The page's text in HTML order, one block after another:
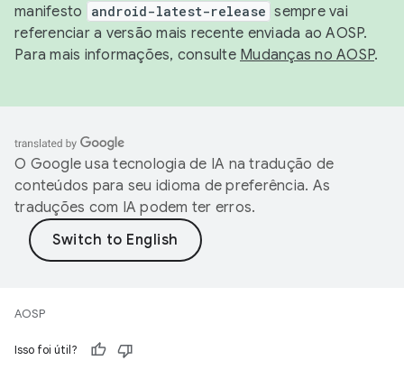
manifesto
android-latest-release sempre vai
referenciar a versão mais recente enviada ao AOSP.
Para mais informações, consulte Mudanças no AOSP.
O Google usa tecnologia de IA na tradução de
conteúdos para seu idioma de preferência. As
traduções com IA podem ter erros.
AOSP
Isso foi útil?